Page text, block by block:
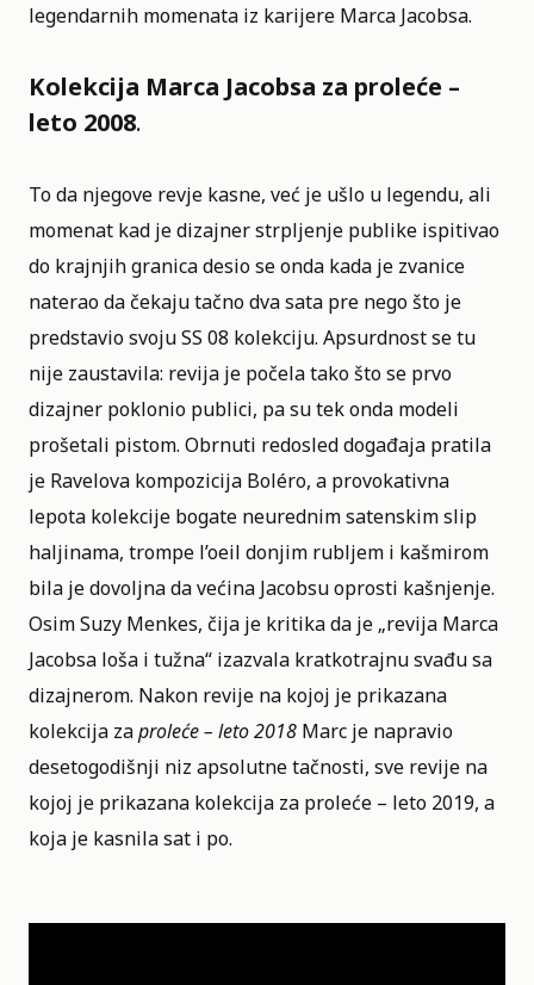
legendarnih momenata iz karijere Marca Jacobsa.
Kolekcija Marca Jacobsa za proleće –
leto 2008.
To da njegove revje kasne, već je ušlo u legendu, ali
momenat kad je dizajner strpljenje publike ispitivao
do krajnjih granica desio se onda kada je zvanice
naterao da čekaju tačno dva sata pre nego što je
predstavio svoju SS 08 kolekciju. Apsurdnost se tu
nije zaustavila: revija je počela tako što se prvo
dizajner poklonio publici, pa su tek onda modeli
prošetali pistom. Obrnuti redosled događaja pratila
je Ravelova kompozicija Boléro, a provokativna
lepota kolekcije bogate neurednim satenskim slip
haljinama, trompe l’oeil donjim rubljem i kašmirom
bila je dovoljna da većina Jacobsu oprosti kašnjenje.
Osim Suzy Menkes, čija je kritika da je „revija Marca
Jacobsa loša i tužna“ izazvala kratkotrajnu svađu sa
dizajnerom. Nakon revije na kojoj je prikazana
kolekcija zaproleće – leto 2018 Marc je napravio
desetogodišnji niz apsolutne tačnosti, sve revije na
kojoj je prikazana kolekcija za proleće – leto 2019, a
koja je kasnila sat i po.